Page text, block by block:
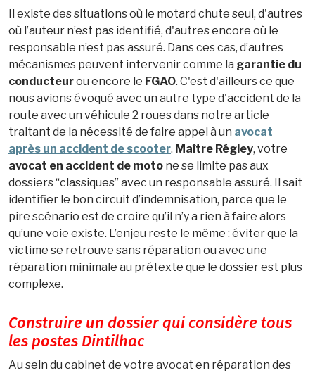
Il existe des situations où le motard chute seul, d'autres
où l’auteur n’est pas identifié, d'autres encore où le
responsable n’est pas assuré. Dans ces cas, d’autres
mécanismes peuvent intervenir comme la garantie du
conducteurou encore le FGAO. C'est d'ailleurs ce que
nous avions évoqué avec un autre type d'accident de la
route avec un véhicule 2 roues dans notre article
traitant de la nécessité de faire appel à un avocat
après un accident de scooter. Maître Régley, votre
avocat en accident de moto ne se limite pas aux
dossiers “classiques” avec un responsable assuré. Il sait
identifier le bon circuit d’indemnisation, parce que le
pire scénario est de croire qu’il n’y a rien à faire alors
qu’une voie existe. L’enjeu reste le même : éviter que la
victime se retrouve sans réparation ou avec une
réparation minimale au prétexte que le dossier est plus
complexe.
Construire un dossier qui considère tous
les postes Dintilhac
Au sein du cabinet de votre avocat en réparation des